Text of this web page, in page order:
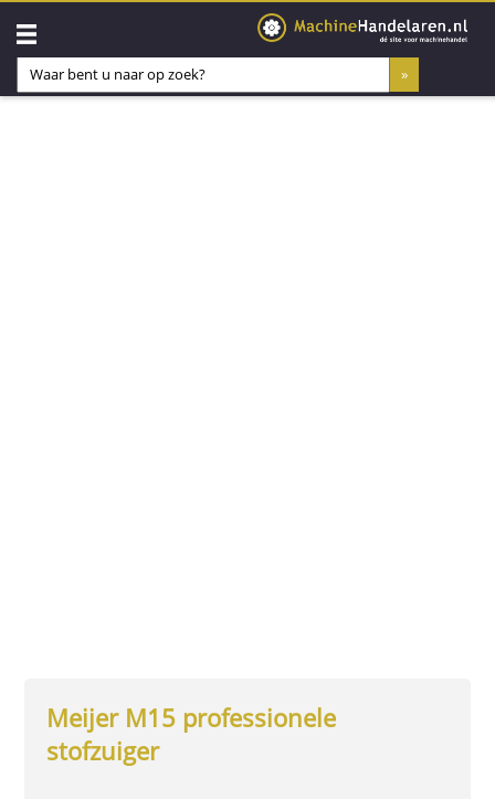
Meijer M15 professionele
stofzuiger